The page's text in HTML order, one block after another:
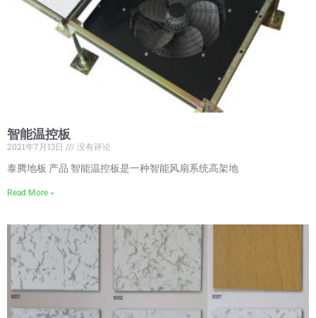
智能温控板
2021年7月13日
没有评论
泰腾地板 产品 智能温控板是一种智能风扇系统高架地
Read More »